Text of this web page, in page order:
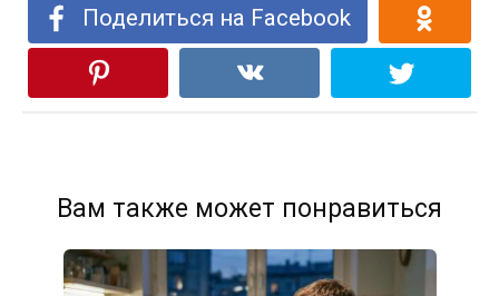
Поделиться на Facebook
Вам также может понравиться